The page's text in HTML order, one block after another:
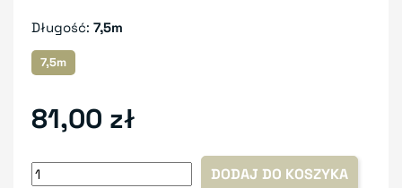
Długość: 7,5m
7,5m
81,00 zł
DODAJ DO KOSZYKA